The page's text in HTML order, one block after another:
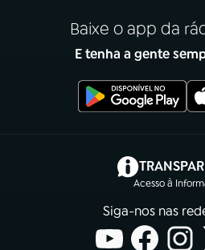
Baixe o app da
E tenha a gente
Acesso à
Siga-nos nas